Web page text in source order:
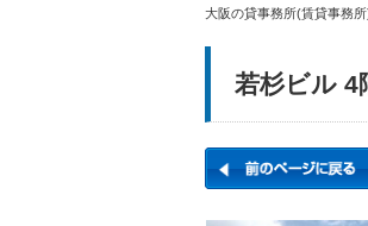
大阪の貸事務所(賃貸事務
若杉ビル 4